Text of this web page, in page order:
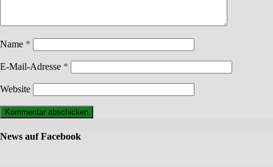
Name *
E-Mail-Adresse *
Website
News auf Facebook